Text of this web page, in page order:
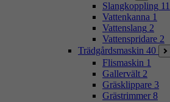
Slangkoppling 11
Vattenkanna 1
Vattenslang 2
Vattenspridare 2
Trädgårdsmaskin 40
Flismaskin 1
Gallervält 2
Gräsklippare 3
Grästrimmer 8